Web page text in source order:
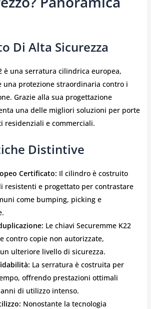
Di Alta Sicurezza
è una serratura cilindrica europea,
una protezione straordinaria contro i
Grazie alla sua progettazione
una delle migliori soluzioni per porte
residenziali e commerciali.
Distintive
Certificato: Il cilindro è costruito
resistenti e progettato per contrastare
come bumping, picking e
Le chiavi Securemme K22
contro copie non autorizzate,
ulteriore livello di sicurezza.
La serratura è costruita per
offrendo prestazioni ottimali
di utilizzo intenso.
Nonostante la tecnologia